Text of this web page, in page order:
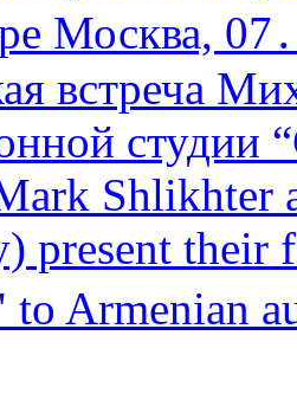
Москва,
встреча
студии
Shlikhter
present
to Armenian